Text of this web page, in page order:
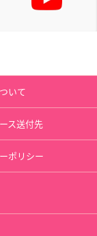
いて
ス送付先
ポリシー